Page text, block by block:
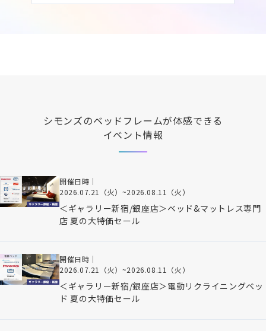
シモンズのベッドフレームが体感できる
イベント情報
開催日時｜
2026.07.21（火） ~2026.08.11（火）
＜ギャラリー新宿/銀座店＞ベッド&マットレス専門
店 夏の大特価セール
開催日時｜
2026.07.21（火） ~2026.08.11（火）
＜ギャラリー新宿/銀座店＞電動リクライニングベッ
ド 夏の大特価セール